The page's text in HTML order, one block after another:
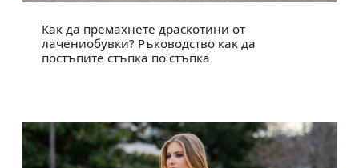
Как да премахнете драскотини от
лачениобувки? Ръководство как да
постъпите стъпка по стъпка